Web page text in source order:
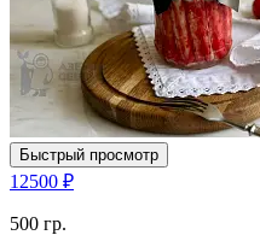
Быстрый просмотр
12500 ₽
500 гр.